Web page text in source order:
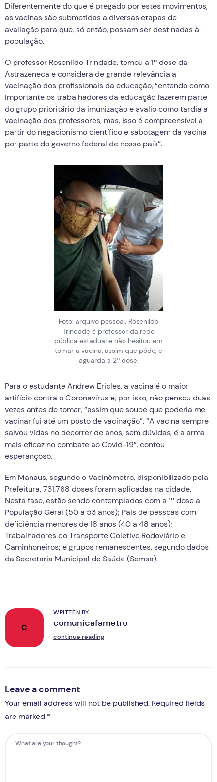
Diferentemente do que é pregado por estes movimentos,
as vacinas são submetidas a diversas etapas de
avaliação para que, só então, possam ser destinadas à
população.
O professor Rosenildo Trindade, tomou a 1ª dose da
Astrazeneca e considera de grande relevância a
vacinação dos profissionais da educação, “entendo como
importante os trabalhadores da educação fazerem parte
do grupo prioritário da imunização e avalio como tardia a
vacinação dos professores, mas, isso é compreensível a
partir do negacionismo científico e sabotagem da vacina
por parte do governo federal de nosso país”.
Foto: arquivo pessoal. Rosenildo
Trindade é professor da rede
pública estadual e não hesitou em
tomar a vacina, assim que pôde, e
aguarda a 2ª dose.
Para o estudante Andrew Ericles, a vacina é o maior
artifício contra o Coronavírus e, por isso, não pensou duas
vezes antes de tomar, “assim que soube que poderia me
vacinar fui até um posto de vacinação”. “A vacina sempre
salvou vidas no decorrer de anos, sem dúvidas, é a arma
mais eficaz no combate ao Covid-19”, contou
esperançoso.
Em Manaus, segundo o Vacinômetro, disponibilizado pela
Prefeitura, 731.768 doses foram aplicadas na cidade.
Nesta fase, estão sendo contemplados com a 1ª dose a
População Geral (50 a 53 anos); Pais de pessoas com
deficiência menores de 18 anos (40 a 48 anos);
Trabalhadores do Transporte Coletivo Rodoviário e
Caminhoneiros; e grupos remanescentes, segundo dados
da Secretaria Municipal de Saúde (Semsa).
C
WRITTEN BY
comunicafametro
continue reading
Leave a comment
Your email address will not be published. Required fields
are marked *